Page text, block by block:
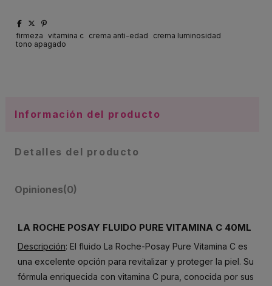
firmeza vitamina c crema anti-edad
crema luminosidad
tono apagado
Información del producto
Detalles del producto
Opiniones(0)
LA ROCHE POSAY FLUIDO PURE VITAMINA C 40ML
Descripción: El fluido La Roche-Posay Pure Vitamina C es
una excelente opción para revitalizar y proteger la piel. Su
fórmula enriquecida con vitamina C pura, conocida por sus